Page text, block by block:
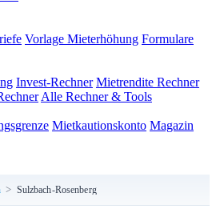
Vorlage Mieterhöhung Formulare
Invest-Rechner Mietrendite Rechner
Alle Rechner & Tools
Mietkautionskonto Magazin
Sulzbach-Rosenberg